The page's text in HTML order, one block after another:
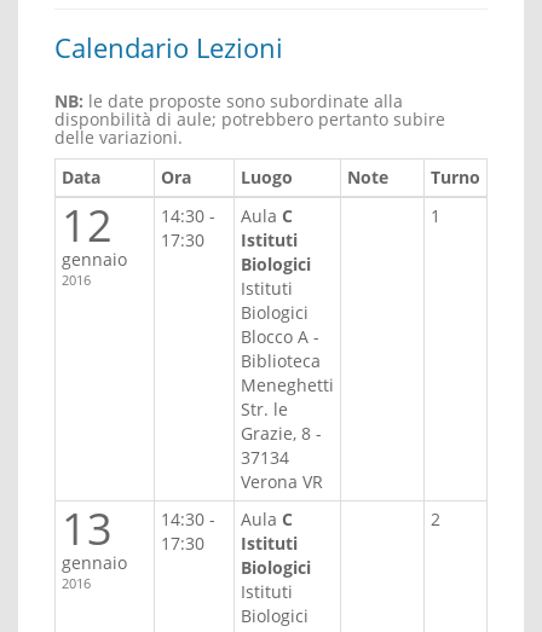
Calendario Lezioni
NB: le date proposte sono subordinate alla
disponbilità di aule; potrebbero pertanto subire
delle variazioni.
Data
Ora Luogo Note Turno
12
gennaio
2016
14:30 -
17:30
Aula C
Istituti
Biologici
Istituti
Biologici
Blocco A -
Biblioteca
Meneghetti
Str. le
Grazie, 8 -
37134
Verona VR
1
13
gennaio
2016
14:30 -
17:30
Aula C
Istituti
Biologici
Istituti
Biologici
2